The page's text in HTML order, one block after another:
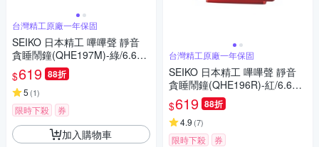
台灣精工原廠一年保固
SEIKO 日本精工 嗶嗶聲 靜音
貪睡鬧鐘(QHE197M)-綠/6.6X
6.6cm
$619 88折
5 (1)
限時下殺 券
加入購物車
台灣精工原廠一年保固
SEIKO 日本精工 嗶嗶聲 靜音
貪睡鬧鐘(QHE196R)-紅/6.6X6.
6cm
$619 88折
4.9 (7)
限時下殺 券